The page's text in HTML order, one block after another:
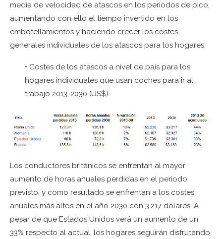
media de velocidad de atascos en los periodos de pico,
aumentando con ello el tiempo invertido en los
embotellamientos y haciendo crecer los costes
generales individuales de los atascos para los hogares.
• Costes de los atascos a nivel de país para los
hogares individuales que usan coches para ir al
trabajo 2013-2030 (US$)
Los conductores británicos se enfrentan al mayor
aumento de horas anuales perdidas en el periodo
previsto, y como resultado se enfrentan a los costes
anuales más altos en el año 2030 con 3.217 dólares. A
pesar de que Estados Unidos verá un aumento de un
33% respecto al actual, los hogares seguirán disfrutando